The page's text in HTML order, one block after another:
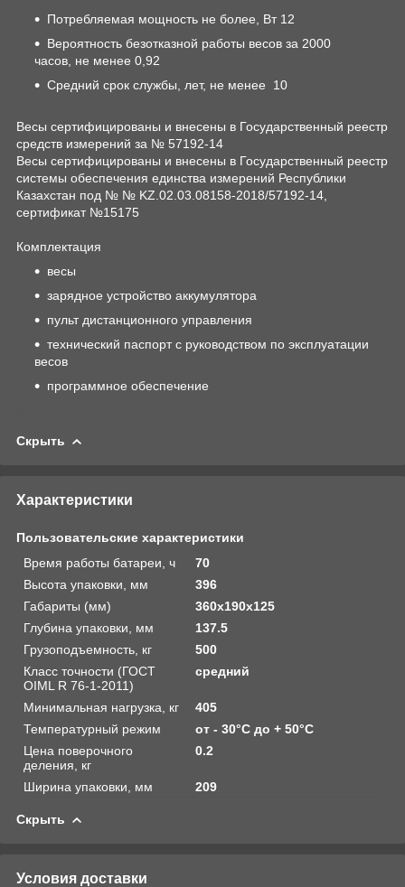
Потребляемая мощность не более, Вт 12
Вероятность безотказной работы весов за 2000
часов, не менее 0,92
Средний срок службы, лет, не менее 10
Весы сертифицированы и внесены в Государственный реестр
средств измерений за № 57192-14
Весы сертифицированы и внесены в Государственный реестр
системы обеспечения единства измерений Республики
Казахстан под № № KZ.02.03.08158-2018/57192-14,
сертификат №15175
Комплектация
весы
зарядное устройство аккумулятора
пульт дистанционного управления
технический паспорт с руководством по эксплуатации
весов
программное обеспечение
Скрыть
Характеристики
Пользовательские характеристики
Время работы батареи, ч
70
Высота упаковки, мм
396
Габариты (мм)
360х190х125
Глубина упаковки, мм
137.5
Грузоподъемность, кг
500
Класс точности (ГОСТ
OIML R 76-1-2011)
средний
Минимальная нагрузка, кг
405
Температурный режим
от - 30°С до + 50°С
Цена поверочного
деления, кг
0.2
Ширина упаковки, мм 209
Скрыть
Условия доставки